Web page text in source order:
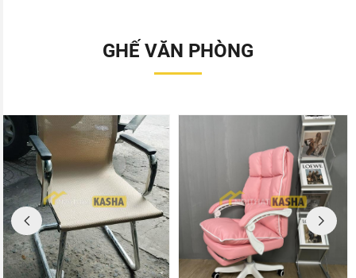
GHẾ VĂN PHÒNG